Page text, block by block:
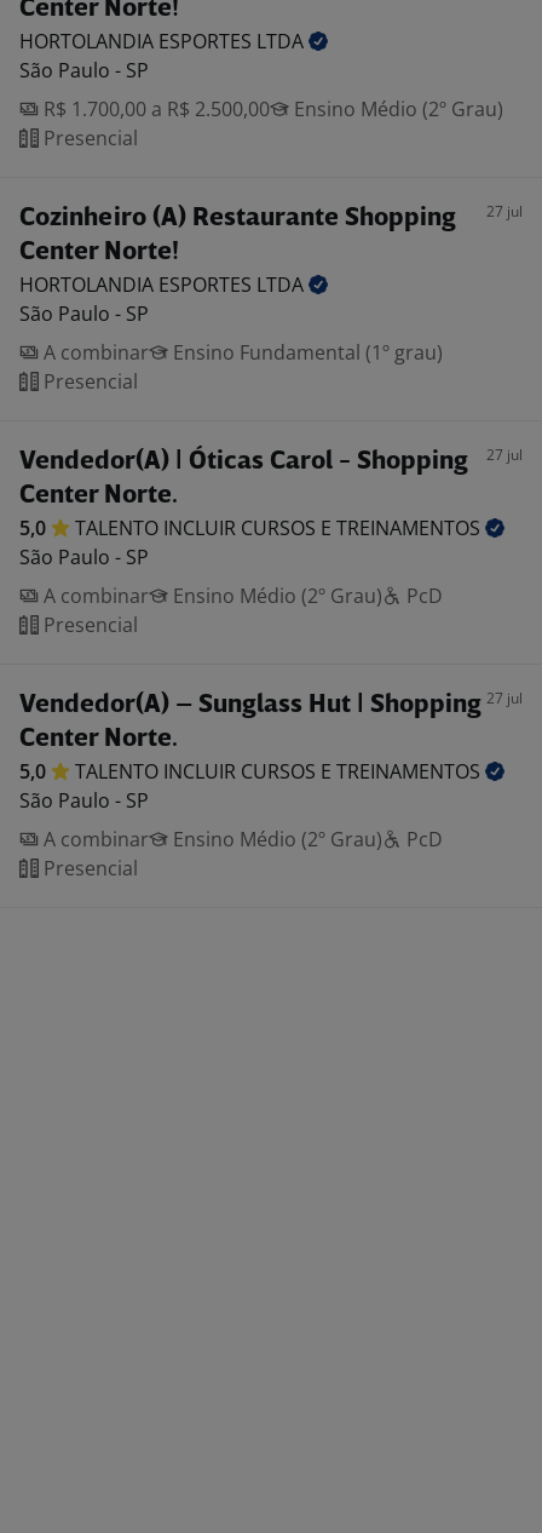
Center Norte!
HORTOLANDIA ESPORTES LTDA
São Paulo - SP
R$ 1.700,00 a R$ 2.500,00
Ensino Médio (2º Grau)
Presencial
Cozinheiro (A) Restaurante Shopping
Center Norte!
27 jul
HORTOLANDIA ESPORTES LTDA
São Paulo - SP
A combinar
Ensino Fundamental (1º grau)
Presencial
Vendedor(A) | Óticas Carol - Shopping
Center Norte.
27 jul
5,0 TALENTO INCLUIR CURSOS E TREINAMENTOS
São Paulo - SP
A combinar
Ensino Médio (2º Grau)
PcD
Presencial
Vendedor(A) – Sunglass Hut | Shopping
Center Norte.
27 jul
5,0 TALENTO INCLUIR CURSOS E TREINAMENTOS
São Paulo - SP
A combinar
Ensino Médio (2º Grau)
PcD
Presencial